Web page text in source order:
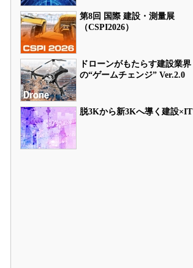
第8回 国際 建設・測量展
（CSPI2026）
ドローンがもたらす建設業界
の“ゲームチェンジ” Ver.2.0
脱3Kから新3Kへ導く建設×IT